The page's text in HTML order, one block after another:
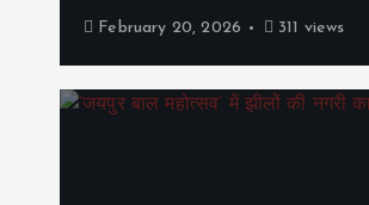
February 20, 2026 311 views